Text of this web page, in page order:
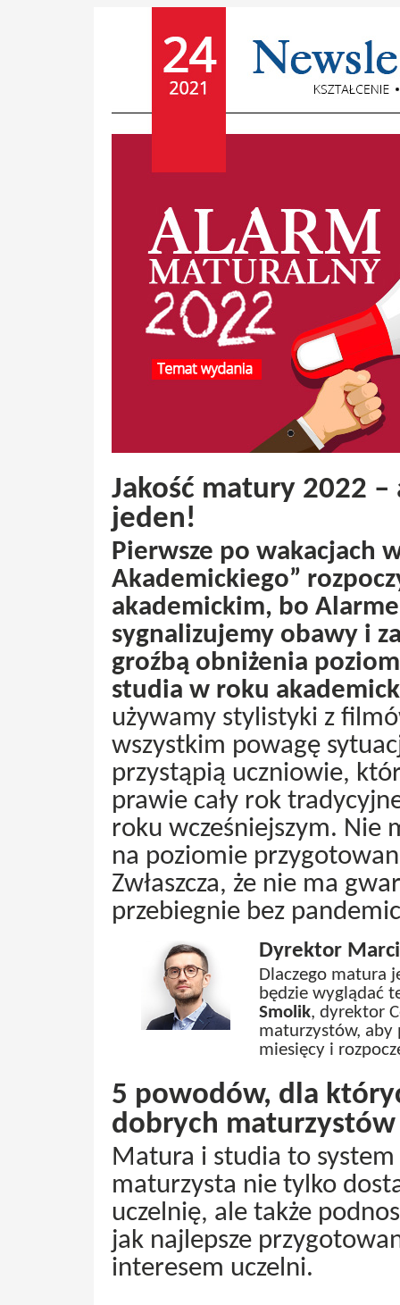
Jakość matury 2022
jeden!
Pierwsze po wakacjach
Akademickiego”
akademickim, bo
sygnalizujemy obawy i
groźbą obniżenia
studia w roku
używamy stylistyki z
wszystkim powagę
przystąpią uczniowie,
prawie cały rok
roku wcześniejszym. Nie
na poziomie
Zwłaszcza, że nie ma
przebiegnie bez
Dyrektor
Dlaczego matura
będzie wyglądać
Smolik, dyrektor
maturzystów,
miesięcy i
5 powodów, dla
dobrych maturzystów
Matura i studia to system
maturzysta nie tylko
uczelnię, ale także
jak najlepsze
interesem uczelni.